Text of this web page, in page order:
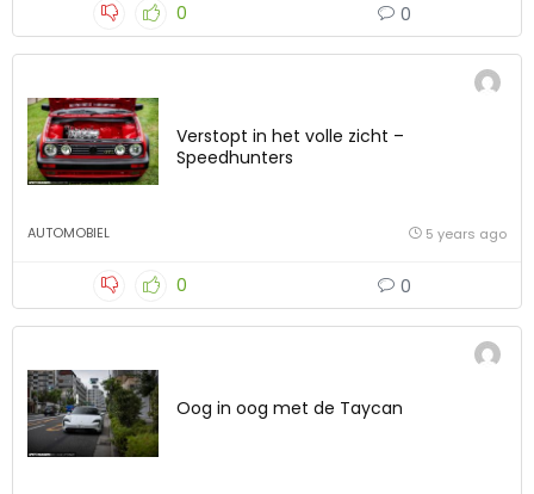
0 0
Verstopt in het volle zicht –
Speedhunters
AUTOMOBIEL 5 years ago
0 0
Oog in oog met de Taycan